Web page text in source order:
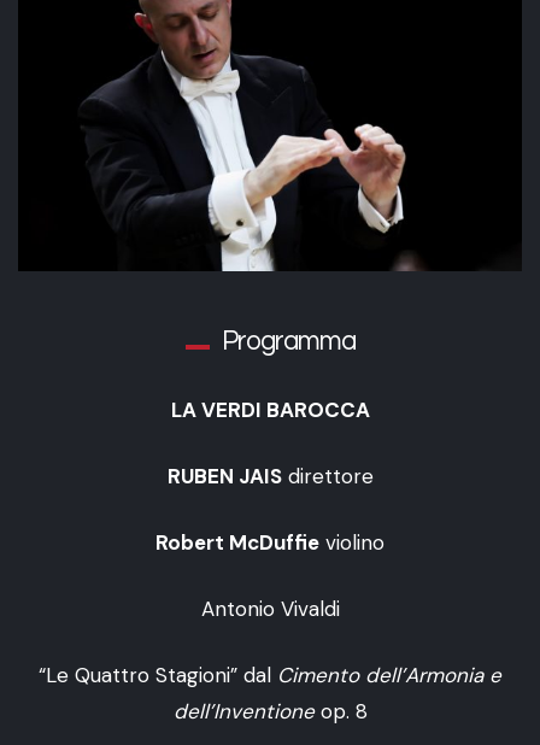
Programma
LA VERDI BAROCCA
RUBEN JAISdirettore
Robert McDuffie violino
Antonio Vivaldi
“Le Quattro Stagioni” dal Cimento dell’Armonia e
dell’Inventioneop. 8